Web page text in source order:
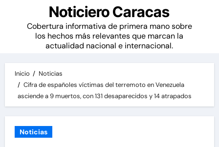
Noticiero Caracas
Cobertura informativa de primera mano sobre
los hechos más relevantes que marcan la
actualidad nacional e internacional.
Inicio
Noticias
Cifra de españoles víctimas del terremoto en Venezuela
asciende a 9 muertos, con 131 desaparecidos y 14 atrapados
Noticias